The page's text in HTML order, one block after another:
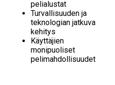
pelialustat
Turvallisuuden ja
teknologian jatkuva
kehitys
Käyttäjien
monipuoliset
pelimahdollisuudet